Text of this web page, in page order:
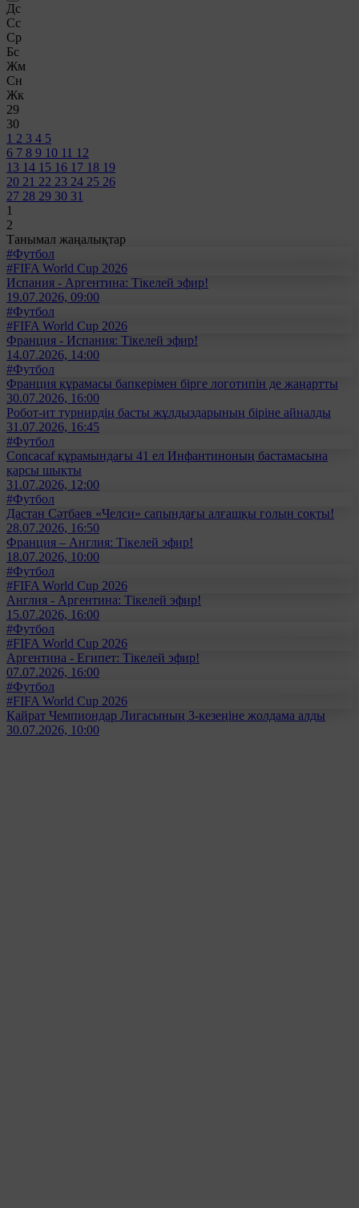
Дс
Сс
Ср
Бс
Жм
Сн
Жк
29
30
1 2 3 4 5
6 7 8 9 10 11 12
13 14 15 16 17 18 19
20 21 22 23 24 25 26
27 28 29 30 31
1
2
Танымал жаңалықтар
#Футбол
#FIFA World Cup 2026
Испания - Аргентина: Тікелей эфир!
19.07.2026, 09:00
#Футбол
#FIFA World Cup 2026
Франция - Испания: Тікелей эфир!
14.07.2026, 14:00
#Футбол
Франция құрамасы бапкерімен бірге логотипін де жаңартты
30.07.2026, 16:00
Робот-ит турнирдің басты жұлдыздарының біріне айналды
31.07.2026, 16:45
#Футбол
Concacaf құрамындағы 41 ел Инфантиноның бастамасына
қарсы шықты
31.07.2026, 12:00
#Футбол
Дастан Сәтбаев «Челси» сапындағы алғашқы голын соқты!
28.07.2026, 16:50
Франция – Англия: Тікелей эфир!
18.07.2026, 10:00
#Футбол
#FIFA World Cup 2026
Англия - Аргентина: Тікелей эфир!
15.07.2026, 16:00
#Футбол
#FIFA World Cup 2026
Аргентина - Египет: Тікелей эфир!
07.07.2026, 16:00
#Футбол
#FIFA World Cup 2026
Қайрат Чемпиондар Лигасының 3-кезеңіне жолдама алды
30.07.2026, 10:00